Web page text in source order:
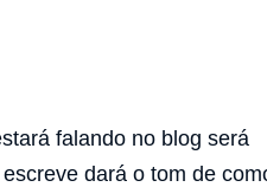
falando no blog será
dará o tom de